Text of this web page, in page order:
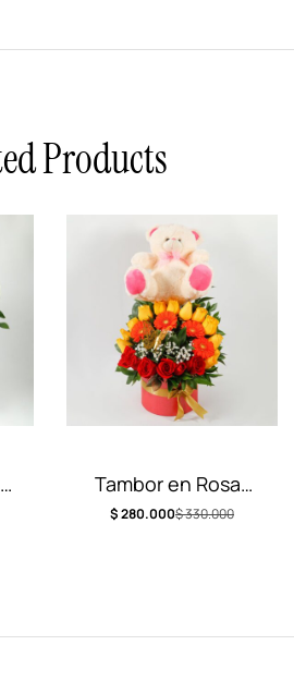
Products
Tambor en Rosas
con Oso
$330.000
$280.000